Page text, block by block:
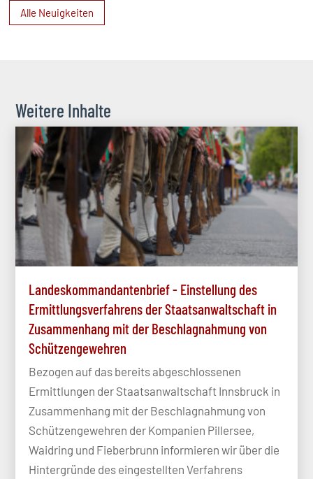
Alle Neuigkeiten
Weitere Inhalte
Landeskommandantenbrief - Einstellung des
Ermittlungsverfahrens der Staatsanwaltschaft in
Zusammenhang mit der Beschlagnahmung von
Schützengewehren
Bezogen auf das bereits abgeschlossenen
Ermittlungen der Staatsanwaltschaft Innsbruck in
Zusammenhang mit der Beschlagnahmung von
Schützengewehren der Kompanien Pillersee,
Waidring und Fieberbrunn informieren wir über die
Hintergründe des eingestellten Verfahrens